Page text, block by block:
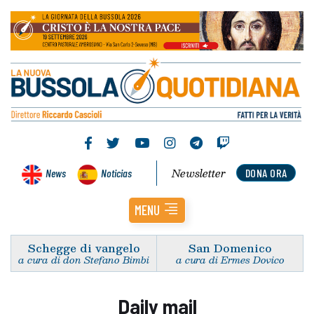
News Noticias DONA ORA
Newsletter
MENU
Schegge di vangelo
a cura di don Stefano Bimbi
San Domenico
a cura di Ermes Dovico
Daily mail